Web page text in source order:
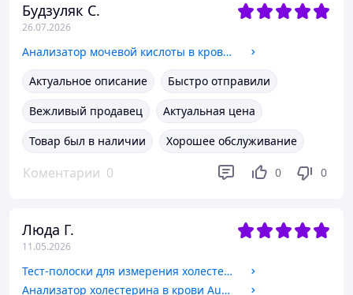
Будзуляк С.
26.07.2026
Анализатор мочевой кислоты в крови AccuGence PLUS
Актуальное описание
Быстро отправили
Вежливый продавец
Актуальная цена
Товар был в наличии
Хорошее обслуживание
Коментарии 0 0 0
Люда Г.
11.05.2026
Тест-полоски для измерения холестерина в крови AuQty GUC-B01, 10 шт
Анализатор холестерина в крови AuQty GUC-B01 (Холестерометр)